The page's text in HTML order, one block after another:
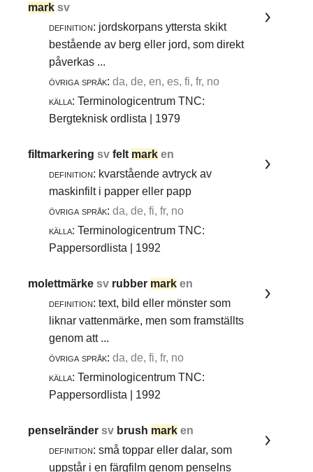
mark sv
definition: jordskorpans yttersta skikt
bestående av berg eller jord, som direkt
påverkas ...
övriga språk: da, de, en, es, fi, fr, no
källa: Terminologicentrum TNC:
Bergteknisk ordlista | 1979
filtmarkeringsvfelt mark en
definition: kvarstående avtryck av
maskinfilt i papper eller papp
övriga språk: da, de, fi, fr, no
källa: Terminologicentrum TNC:
Pappersordlista | 1992
molettmärkesv rubber mark en
definition: text, bild eller mönster som
liknar vattenmärke, men som framställts
genom att ...
övriga språk: da, de, fi, fr, no
källa: Terminologicentrum TNC:
Pappersordlista | 1992
penselrändersv brush mark en
definition: små toppar eller dalar, som
uppstår i en färgfilm genom penselns